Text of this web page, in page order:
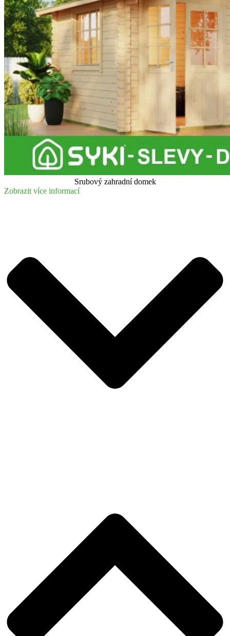
Srubový zahradní domek
Zobrazit více informací